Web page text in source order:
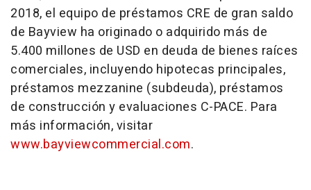
2018, el equipo de préstamos CRE de gran saldo
de Bayview ha originado o adquirido más de
5.400 millones de USD en deuda de bienes raíces
comerciales, incluyendo hipotecas principales,
préstamos mezzanine (subdeuda), préstamos
de construcción y evaluaciones C-PACE. Para
más información, visitar
www.bayviewcommercial.com.